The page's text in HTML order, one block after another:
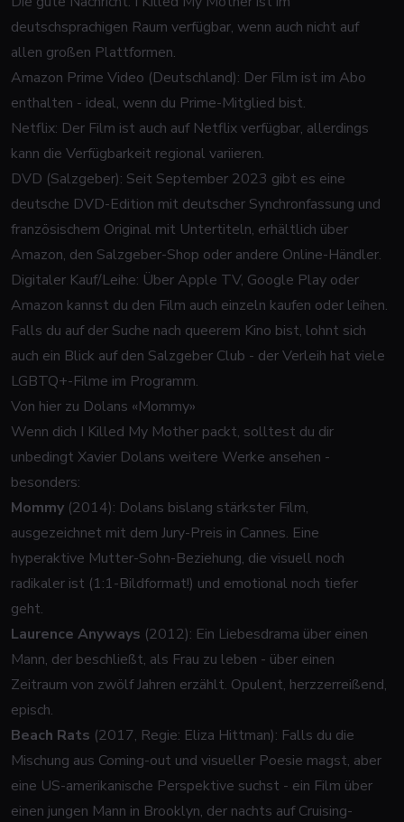
deutschsprachigen Raum verfügbar, wenn auch nicht auf
allen großen Plattformen.
Amazon Prime Video (Deutschland): Der Film ist im Abo
enthalten - ideal, wenn du Prime-Mitglied bist.
Netflix: Der Film ist auch auf Netflix verfügbar, allerdings
kann die Verfügbarkeit regional variieren.
DVD (Salzgeber): Seit September 2023 gibt es eine
deutsche DVD-Edition mit deutscher Synchronfassung und
französischem Original mit Untertiteln, erhältlich über
Amazon, den Salzgeber-Shop oder andere Online-Händler.
Digitaler Kauf/Leihe: Über Apple TV, Google Play oder
Amazon kannst du den Film auch einzeln kaufen oder leihen.
Falls du auf der Suche nach queerem Kino bist, lohnt sich
auch ein Blick auf den Salzgeber Club - der Verleih hat viele
LGBTQ+-Filme im Programm.
Von hier zu Dolans «Mommy»
Wenn dich I Killed My Mother packt, solltest du dir
unbedingt Xavier Dolans weitere Werke ansehen -
besonders:
Mommy (2014): Dolans bislang stärkster Film,
ausgezeichnet mit dem Jury-Preis in Cannes. Eine
hyperaktive Mutter-Sohn-Beziehung, die visuell noch
radikaler ist (1:1-Bildformat!) und emotional noch tiefer
geht.
Laurence Anyways (2012): Ein Liebesdrama über einen
Mann, der beschließt, als Frau zu leben - über einen
Zeitraum von zwölf Jahren erzählt. Opulent, herzzerreißend,
episch.
Beach Rats (2017, Regie: Eliza Hittman): Falls du die
Mischung aus Coming-out und visueller Poesie magst, aber
eine US-amerikanische Perspektive suchst - ein Film über
einen jungen Mann in Brooklyn, der nachts auf Cruising-